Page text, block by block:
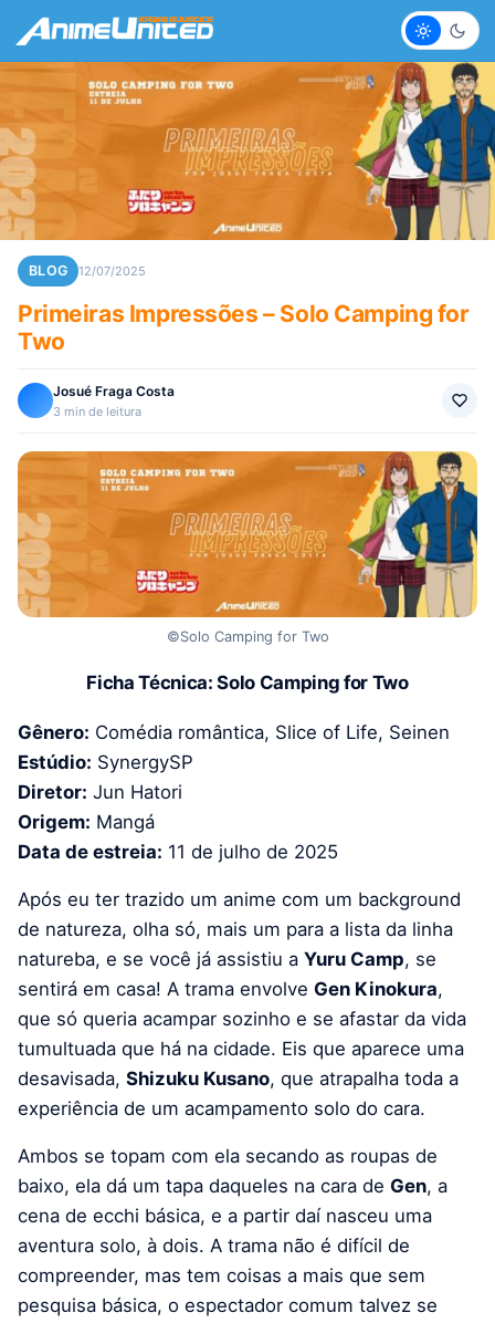
Claro
BLOG 12/07/2025
Primeiras Impressões – Solo Camping for
Two
Josué Fraga Costa
3 min de leitura
©Solo Camping for Two
Ficha Técnica: Solo Camping for Two
Gênero: Comédia romântica, Slice of Life, Seinen
Estúdio: SynergySP
Diretor: Jun Hatori
Origem: Mangá
Data de estreia: 11 de julho de 2025
Após eu ter trazido um anime com um background
de natureza, olha só, mais um para a lista da linha
natureba, e se você já assistiu a Yuru Camp, se
sentirá em casa! A trama envolve Gen Kinokura,
que só queria acampar sozinho e se afastar da vida
tumultuada que há na cidade. Eis que aparece uma
desavisada, Shizuku Kusano, que atrapalha toda a
experiência de um acampamento solo do cara.
Ambos se topam com ela secando as roupas de
baixo, ela dá um tapa daqueles na cara de Gen, a
cena de ecchi básica, e a partir daí nasceu uma
aventura solo, à dois. A trama não é difícil de
compreender, mas tem coisas a mais que sem
pesquisa básica, o espectador comum talvez se